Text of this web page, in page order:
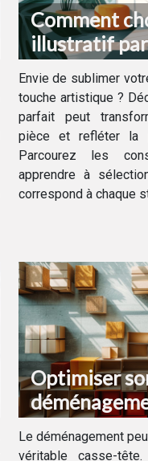
Comment
illustratif
décoration
Envie de sublimer
touche artistique ?
parfait peut
pièce et refléter la
Parcourez les
apprendre à
correspond à chaque
Optimiser
cartons
besoin
Le déménagement
véritable casse-